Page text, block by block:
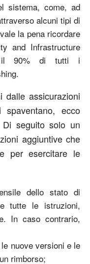
sistema, come, ad
alcuni tipi di
la pena ricordare
and Infrastructure
il 90% di tutti i
dalle assicurazioni
ecco
seguito solo un
aggiuntive che
per esercitare le
dello stato di
tutte le istruzioni,
In caso contrario,
nuove versioni e le
rimborso;